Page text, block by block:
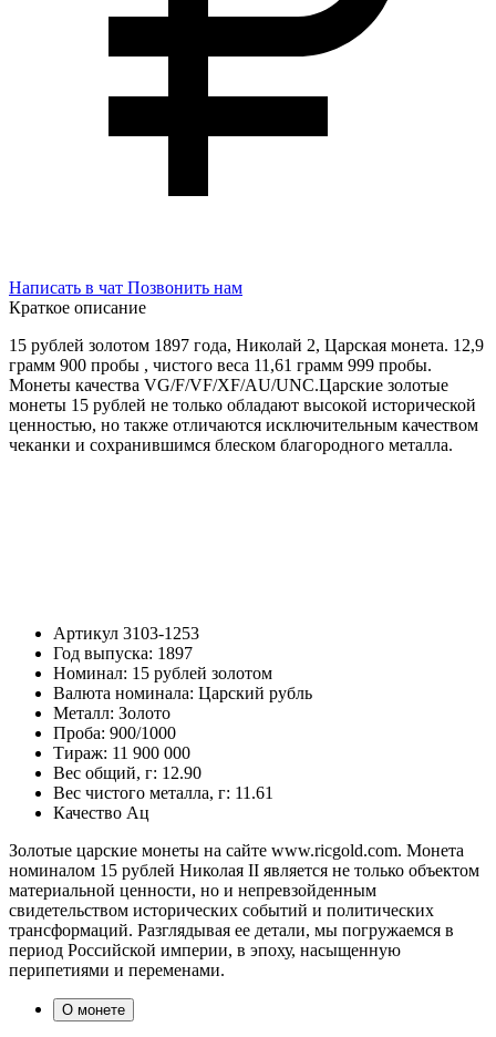
Написать в чат Позвонить нам
Краткое описание
15 рублей золотом 1897 года, Николай 2, Царская монета. 12,9
грамм 900 пробы , чистого веса 11,61 грамм 999 пробы.
Монеты качества VG/F/VF/XF/AU/UNC.Царские золотые
монеты 15 рублей не только обладают высокой исторической
ценностью, но также отличаются исключительным качеством
чеканки и сохранившимся блеском благородного металла.
Артикул 3103-1253
Год выпуска: 1897
Номинал: 15 рублей золотом
Валюта номинала: Царский рубль
Металл: Золото
Проба: 900/1000
Тираж: 11 900 000
Вес общий, г: 12.90
Вес чистого металла, г: 11.61
Качество Ац
Золотые царские монеты на сайте www.ricgold.com. Монета
номиналом 15 рублей Николая II является не только объектом
материальной ценности, но и непревзойденным
свидетельством исторических событий и политических
трансформаций. Разглядывая ее детали, мы погружаемся в
период Российской империи, в эпоху, насыщенную
перипетиями и переменами.
О монете